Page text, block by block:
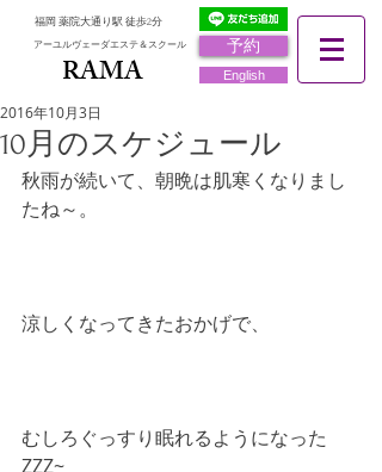
予約
福岡 薬院大通り駅 徒歩2分
アーユルヴェーダエステ＆スクール
RAMA English
10月のスケジュール
2016年10月3日
秋雨が続いて、朝晩は肌寒くなりまし
たね～。
涼しくなってきたおかげで、
むしろぐっすり眠れるようになった
ZZZ~